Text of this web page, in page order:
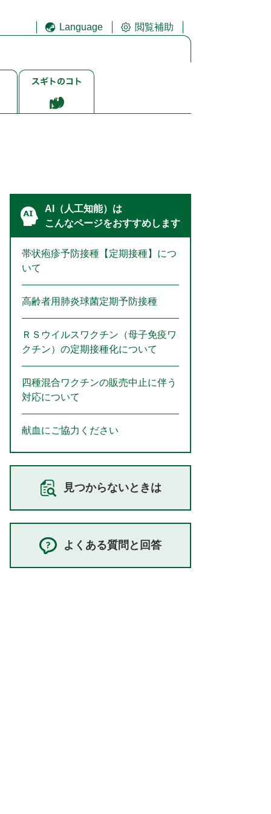
Language 閲覧補助
ス
AI（人工知能）は
こんなページをおすすめします
帯状疱疹予防接種【定期接種】につ
いて
高齢者用肺炎球菌定期予防接種
ＲＳウイルスワクチン（母子免疫ワ
クチン）の定期接種化について
四種混合ワクチンの販売中止に伴う
対応について
献血にご協力ください
見つからないときは
よくある質問と回答